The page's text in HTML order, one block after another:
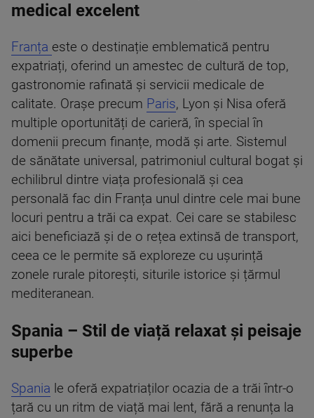
medical excelent
Franța este o destinație emblematică pentru
expatriați, oferind un amestec de cultură de top,
gastronomie rafinată și servicii medicale de
calitate. Orașe precum Paris, Lyon și Nisa oferă
multiple oportunități de carieră, în special în
domenii precum finanțe, modă și arte. Sistemul
de sănătate universal, patrimoniul cultural bogat și
echilibrul dintre viața profesională și cea
personală fac din Franța unul dintre cele mai bune
locuri pentru a trăi ca expat. Cei care se stabilesc
aici beneficiază și de o rețea extinsă de transport,
ceea ce le permite să exploreze cu ușurință
zonele rurale pitorești, siturile istorice și țărmul
mediteranean.
Spania – Stil de viață relaxat și peisaje
superbe
Spania le oferă expatriaților ocazia de a trăi într-o
țară cu un ritm de viață mai lent, fără a renunța la